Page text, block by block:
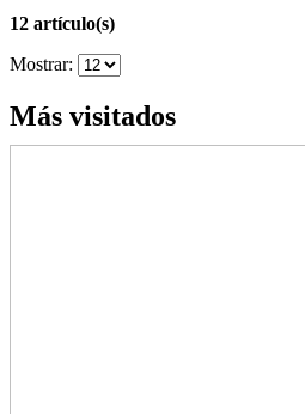
12 artículo(s)
Mostrar:
Más visitados